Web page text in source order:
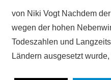
von Niki Vogt Nachdem
wegen der hohen
Todeszahlen und
Ländern ausgesetzt wurde,